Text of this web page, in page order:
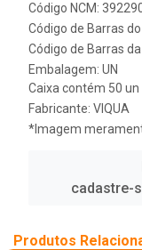
Código NCM:
Código de Barras
Código de Barras
Embalagem: UN
Caixa contém 50 un
Fabricante: VIQUA
*Imagem
cadastre-
Produtos